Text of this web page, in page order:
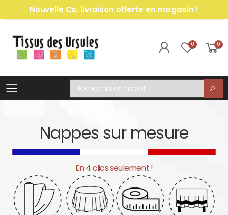
Nouvelle Co, livraison offerte en magasin !
0 0
Toggle mobile menu
Recherche
Nappes sur mesure
En 4 clics seulement !